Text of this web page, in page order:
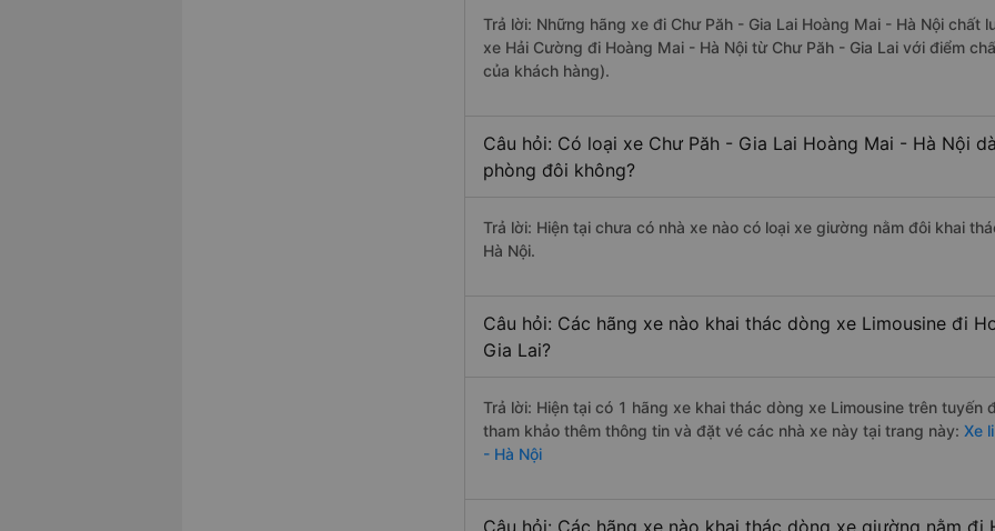
Trả lời: Những hãng xe đi Chư Păh - Gia Lai Hoàng Mai - Hà Nội
xe Hải Cường đi Hoàng Mai - Hà Nội từ Chư Păh - Gia Lai với điểm
của khách hàng).
Câu hỏi: Có loại xe Chư Păh - Gia Lai Hoàng Mai - Hà Nội
phòng đôi không?
Trả lời: Hiện tại chưa có nhà xe nào có loại xe giường nằm đôi khai
Hà Nội.
Câu hỏi: Các hãng xe nào khai thác dòng xe Limousine đi
Gia Lai?
Trả lời: Hiện tại có 1 hãng xe khai thác dòng xe Limousine trên tuyến
tham khảo thêm thông tin và đặt vé các nhà xe này tại trang này: Xe
- Hà Nội